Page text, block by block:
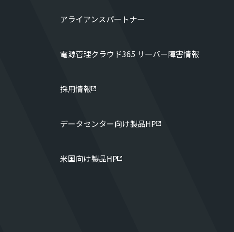
アライアンスパートナー
電源管理クラウド365 サーバー障害情報
採用情報
データセンター向け製品HP
米国向け製品HP